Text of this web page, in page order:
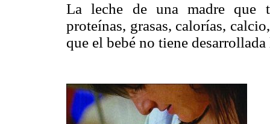
La leche de una madre que
proteínas, grasas, calorías,
que el bebé no tiene desarrollada